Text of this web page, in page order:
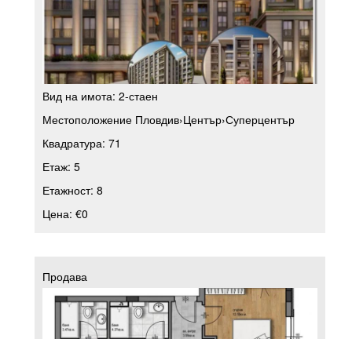
Вид на имота: 2-стаен
Местоположение Пловдив›Център›Суперцентър
Квадратура: 71
Етаж: 5
Етажност: 8
Цена: €0
Продава